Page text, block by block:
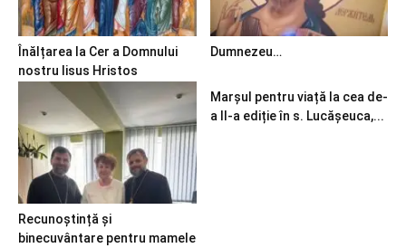
Înălțarea la Cer a Domnului
nostru Iisus Hristos
Dumnezeu…
Recunoștință și
binecuvântare pentru mamele
Marșul pentru viață la cea de-
a II-a ediție în s. Lucășeuca,...